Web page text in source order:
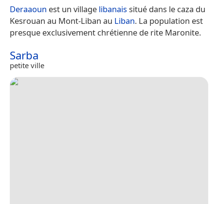
Deraaoun est un village libanaissitué dans le caza du
Kesrouan au Mont-Liban au Liban. La population est
presque exclusivement chrétienne de rite Maronite.
Sarba
petite ville